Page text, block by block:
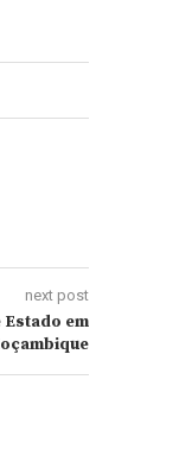
next post
em